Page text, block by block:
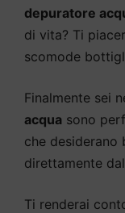
depuratore
di vita? Ti
scomode
Finalmente sei
acqua sono
che desiderano
direttamente
Ti renderai